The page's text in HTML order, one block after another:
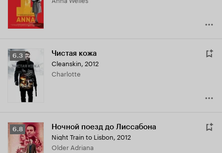
Рейтинг
Кинопоиска
6.3
6.3 Чистая кожа
Cleanskin, 2012
Charlotte
Рейтинг
Кинопоиска
6.8
6.8 Ночной поезд до Лиссабона
Night Train to Lisbon, 2012
Older Adriana